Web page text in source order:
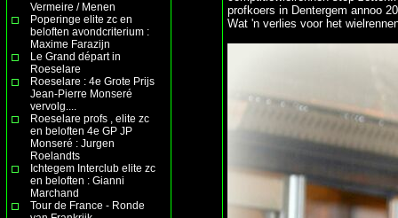
Vermeire / Menen
Poperinge elite zc en
beloften avondcriterium :
Maxime Farazijn
Le Grand départ in
Roeselare
Roeselare : 4e Grote Prijs
Jean-Pierre Monseré
vervolg....
Roeselare profs , elite zc
en beloften 4e GP JP
Monseré : Jurgen
Roelandts
Ichtegem Interclub elite zc
en beloften : Gianni
Marchand
Tour de France - Ronde
profkoers in Dentergem annoo
Wat 'n verlies voor het